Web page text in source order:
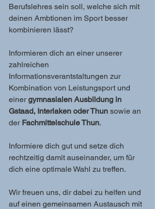
Berufslehres sein soll, welche sich mit
deinen Ambtionen im Sport besser
kombinieren lässt?
Informieren dich an einer unserer
zahlreichen
Informationsverantstaltungen zur
Kombination von Leistungsport und
einer gymnasialen Ausbildung in
Gstaad, Interlaken oder Thun sowie an
der Fachmittelschule Thun.
Informiere dich gut und setze dich
rechtzeitig damit auseinander, um für
dich eine optimale Wahl zu treffen.
Wir freuen uns, dir dabei zu helfen und
auf einen gemeinsamen Austausch mit